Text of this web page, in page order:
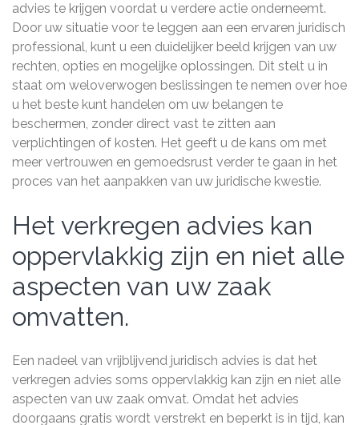
advies te krijgen voordat u verdere actie onderneemt.
Door uw situatie voor te leggen aan een ervaren juridisch
professional, kunt u een duidelijker beeld krijgen van uw
rechten, opties en mogelijke oplossingen. Dit stelt u in
staat om weloverwogen beslissingen te nemen over hoe
u het beste kunt handelen om uw belangen te
beschermen, zonder direct vast te zitten aan
verplichtingen of kosten. Het geeft u de kans om met
meer vertrouwen en gemoedsrust verder te gaan in het
proces van het aanpakken van uw juridische kwestie.
Het verkregen advies kan
oppervlakkig zijn en niet alle
aspecten van uw zaak
omvatten.
Een nadeel van vrijblijvend juridisch advies is dat het
verkregen advies soms oppervlakkig kan zijn en niet alle
aspecten van uw zaak omvat. Omdat het advies
doorgaans gratis wordt verstrekt en beperkt is in tijd, kan